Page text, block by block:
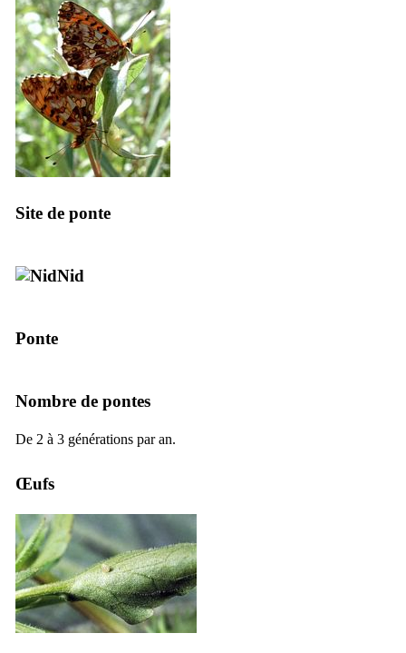
Site de ponte
Nid
Ponte
Nombre de pontes
De 2 à 3 générations par an.
Œufs